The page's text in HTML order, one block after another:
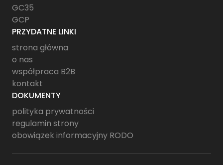
GC35
GCP
PRZYDATNE LINKI
strona główna
o nas
współpraca B2B
kontakt
DOKUMENTY
polityka prywatności
regulamin strony
obowiązek informacyjny RODO